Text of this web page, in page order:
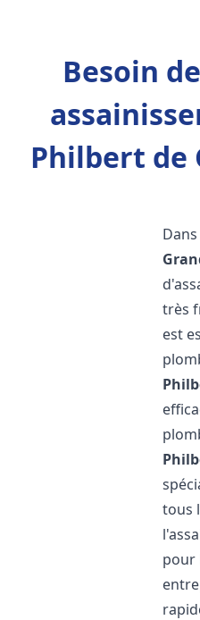
Besoin
Philbert de
très
est
tous
pour